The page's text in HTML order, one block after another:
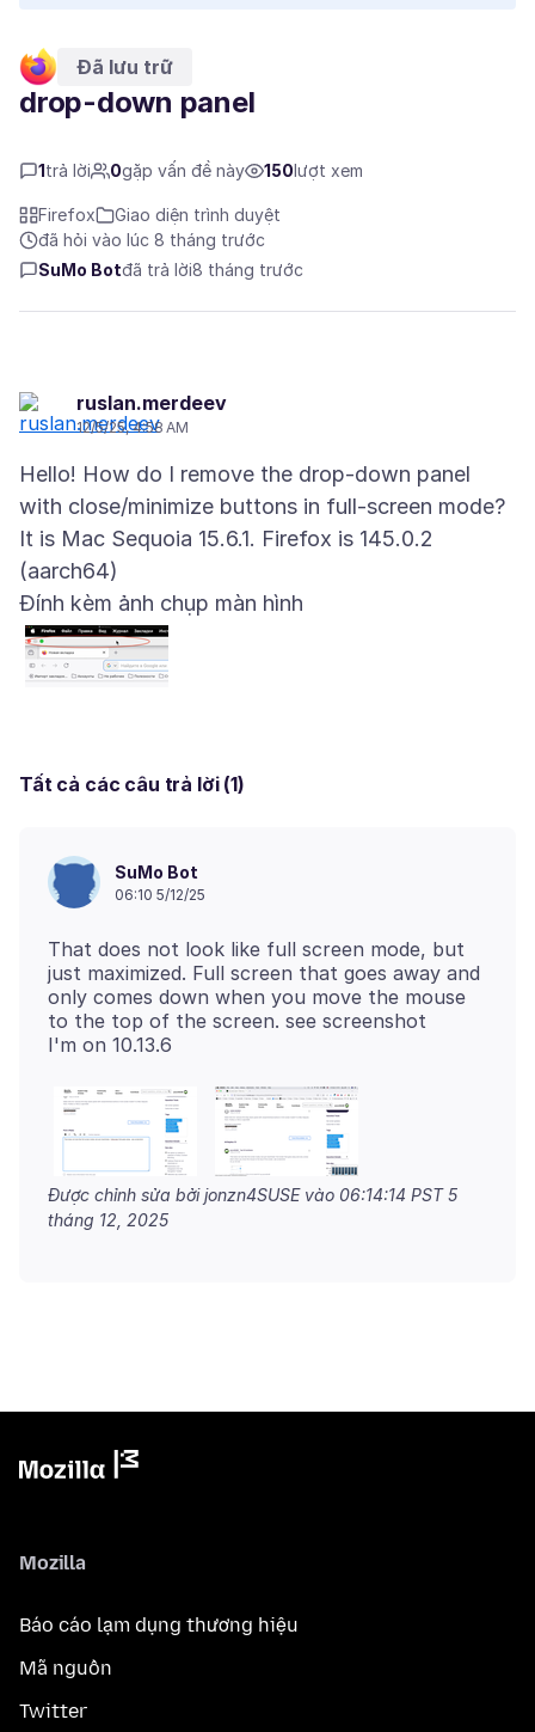
Đã lưu trữ
drop-down panel
1trả lời 0gặp vấn đề này 150lượt xem
Firefox
Giao diện trình duyệt
đã hỏi vào lúc 8 tháng trước
SuMo Botđã trả lời8 tháng trước
ruslan.merdeev
12/5/25, 4:58 AM
Hello! How do I remove the drop-down panel
with close/minimize buttons in full-screen mode?
It is Mac Sequoia 15.6.1. Firefox is 145.0.2
Đính kèm ảnh chụp màn hình
Tất cả các câu trả lời (1)
SuMo Bot
06:10 5/12/25
That does not look like full screen mode, but
just maximized. Full screen that goes away and
only comes down when you move the mouse
to the top of the screen. see screenshot
Được chỉnh sửa bởi jonzn4SUSE vào 06:14:14 PST 5
tháng 12, 2025
Mozilla
Báo cáo lạm dụng thương hiệu
Mã nguồn
Twitter